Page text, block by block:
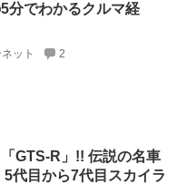
5分でわかるクルマ経
ット 2
「GTS-R」!! 伝説の名車
代目から7代目スカイラ